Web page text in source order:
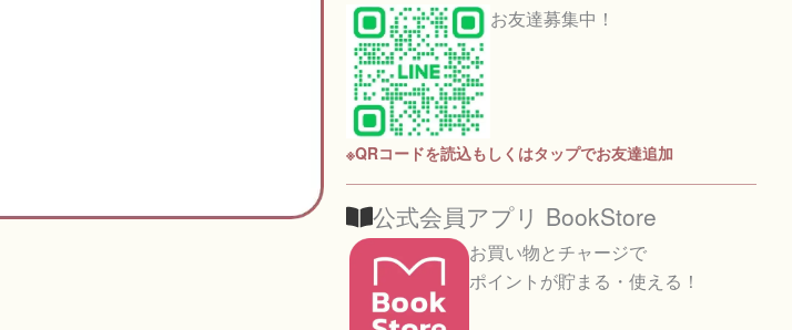
お友達募集中！
※QRコードを読込もしくはタップでお友達追加
公式会員アプリ BookStore
お買い物とチャージで
ポイントが貯まる・使える！